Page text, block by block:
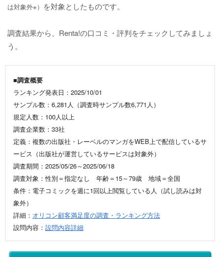
は対象外※） を対象としたものです。
調査結果から、Renta!の口コミ・評判をチェックしてみましょ
う。
■調査概要
ランキング発表日：2025/10/01
サンプル数：6,281人（調査時サンプル数6,771人）
規定人数：100人以上
調査企業数：33社
定義：複数の出版社・レーベルのマンガをWEB上で配信しているサ
ービス（出版社が運営しているサービスは対象外）
調査期間：2025/05/26～2025/06/18
調査対象：性別＝指定なし 年齢＝15～79歳 地域＝全国
条件：電子コミックを週に1回以上閲覧している人（試し読みは対
象外）
詳細： オリコン顧客満足度の調査・ランキング方法
設問内容： 設問内容詳細